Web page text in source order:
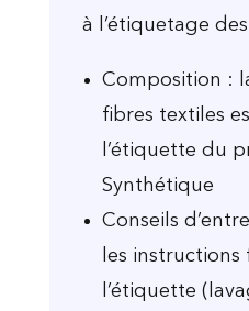
à l’étiquetage
Composition :
fibres textiles
l’étiquette du
Synthétique
Conseils
les
l’étiquette